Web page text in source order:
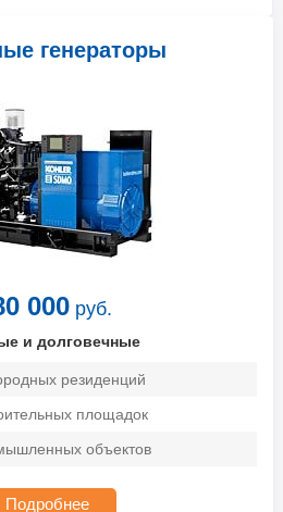
генераторы
000 руб.
и долговечные
резиденций
площадок
объектов
Подробнее